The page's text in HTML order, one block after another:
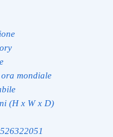
mondiale
(H x W x D)